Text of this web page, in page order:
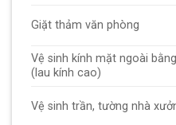
Giặt thảm văn phòng
Vệ sinh kính mặt ngoài
(lau kính cao)
Vệ sinh trần, tường nhà